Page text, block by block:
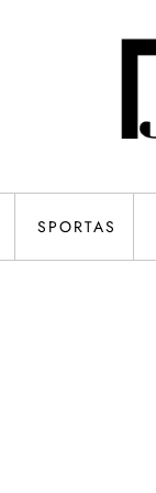
SPORTAS